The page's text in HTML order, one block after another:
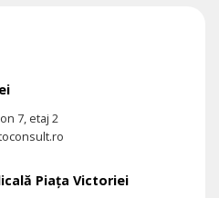
7, etaj 2
Piața Victoriei